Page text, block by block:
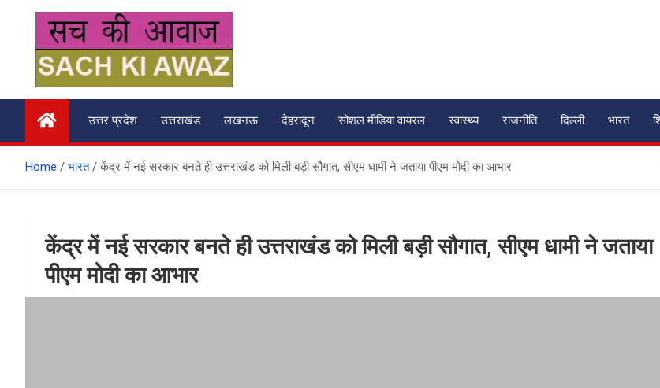
content
सच की आवाज
उत्तर प्रदेश उत्तराखंड लखनऊ देहरादून सोशल मीडिया वायरल स्वास्थ्य राजनीति दिल्ली भारत
Home भारत केंद्र में नई सरकार बनते ही उत्तराखंड को मिली बड़ी सौगात, सीएम धामी ने जताया पीएम मोदी का आभार
केंद्र में नई सरकार बनते ही उत्तराखंड को मिली बड़ी सौगात, सीएम धामी ने जताया
पीएम मोदी का आभार